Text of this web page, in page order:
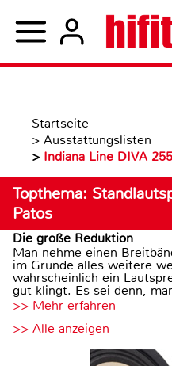
Startseite
> Ausstattungslisten
> Indiana Line DIVA 255
Topthema:
Patos
Die große Reduktion
Man nehme einen
im Grunde alles weitere
wahrscheinlich ein
gut klingt. Es sei denn,
>> Mehr erfahren
>> Alle anzeigen